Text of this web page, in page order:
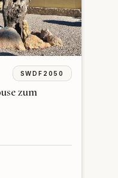
SWDF2050
zum